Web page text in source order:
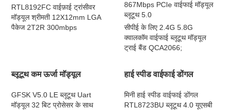
RTL8192FC वाईफ़ाई ट्रांसीवर
मॉड्यूल श्रीमती 12X12mm LGA
पैकेज 2T2R 300mbps
867Mbps PCIe वाईफाई मॉड्यूल
ब्लूटूथ 5.0
सीपीई के लिए 2.4G 5.8G
क्वालकॉम वाईफाई ब्लूटूथ मॉड्यूल
ट्राई बैंड QCA2066;
ब्लूटूथ कम ऊर्जा मॉड्यूल
GFSK V5.0 LE ब्लूटूथ Uart
मॉड्यूल 32 बिट प्रोसेसर के साथ
हाई स्पीड वाईफाई डोंगल
मिनी हाई स्पीड वाईफाई डोंगल
RTL8723BU ब्लूटूथ 4.0 यूएसबी